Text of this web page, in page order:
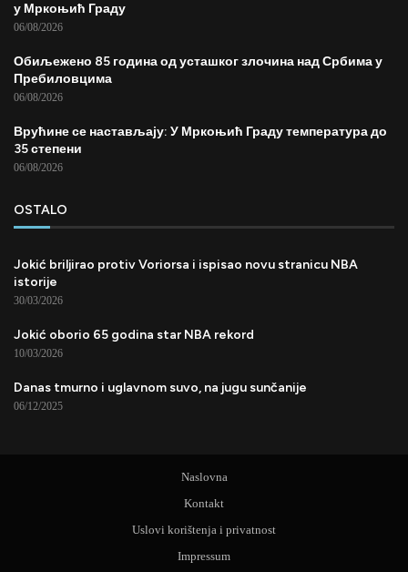
у Мркоњић Граду
06/08/2026
Обиљежено 85 година од усташког злочина над Србима у
Пребиловцима
06/08/2026
Врућине се настављају: У Мркоњић Граду температура до
35 степени
06/08/2026
OSTALO
Jokić briljirao protiv Voriorsa i ispisao novu stranicu NBA
istorije
30/03/2026
Jokić oborio 65 godina star NBA rekord
10/03/2026
Danas tmurno i uglavnom suvo, na jugu sunčanije
06/12/2025
Naslovna
Kontakt
Uslovi korištenja i privatnost
Impressum